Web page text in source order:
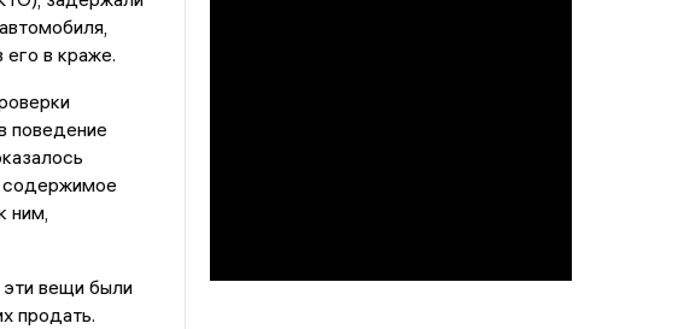
его в краже.
поведение
содержимое
ним,
эти вещи были
продать.